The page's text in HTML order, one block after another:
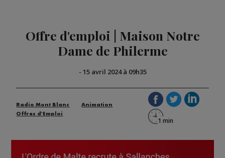
Offre d'emploi | Maison Notre
Dame de Philerme
- 15 avril 2024 à 09h35
Radio Mont Blanc
Animation
Offres d'Emploi